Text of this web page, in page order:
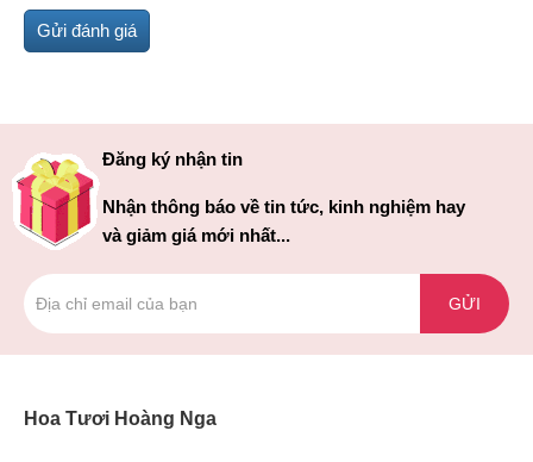
Đăng ký nhận tin
Nhận thông báo về tin tức, kinh nghiệm hay
và giảm giá mới nhất...
GỬI
Hoa Tươi Hoàng Nga